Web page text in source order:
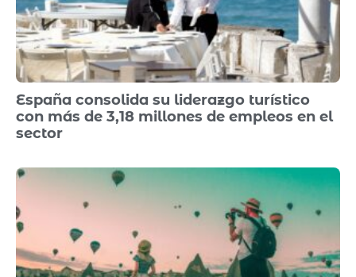
España consolida su liderazgo turístico
con más de 3,18 millones de empleos en el
sector